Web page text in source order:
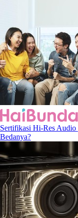
Sertifikasi Hi-Res Audio
Bedanya?